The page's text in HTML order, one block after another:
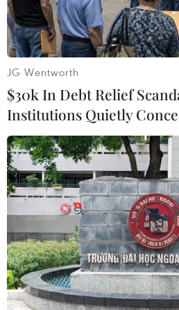
Các tay súng Boko
Giới chức Nigeria ngày 22/4
công liều chết đã xảy ra tại
đang trong quá trình xây
Bama, bang Borno, miền
làm ít nhất 3 người thiệt
thương.
JG Wentworth
$30k In Debt Relief
Institutions Quietly